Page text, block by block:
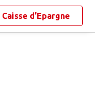
Caisse d’Epargne